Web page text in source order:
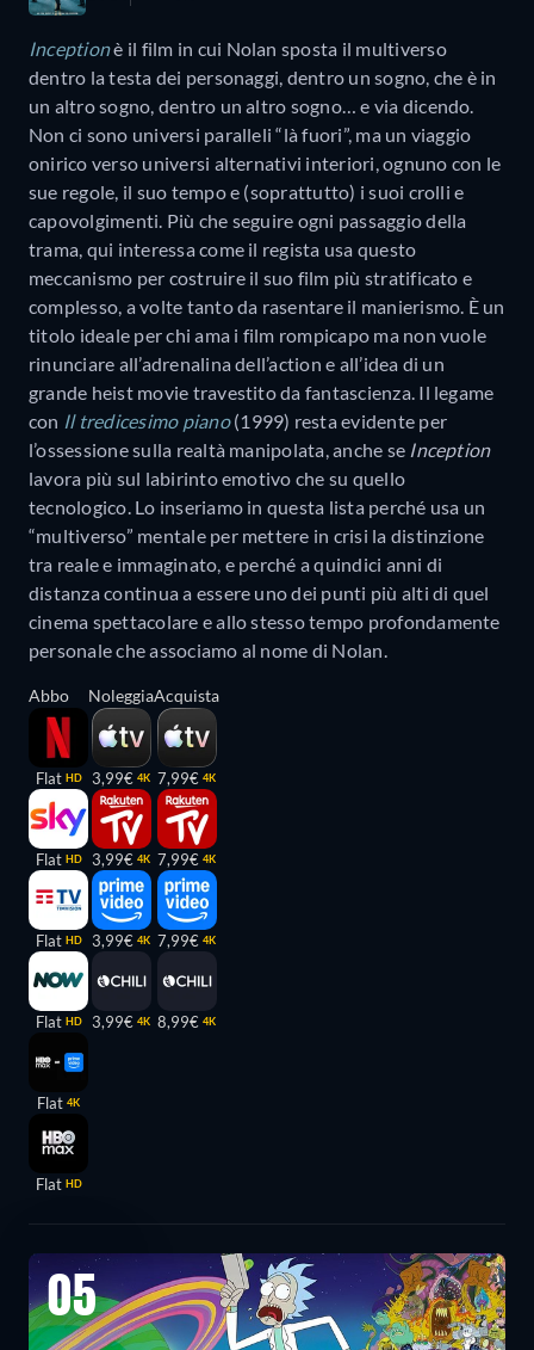
Inceptionè il film in cui Nolan sposta il multiverso
dentro la testa dei personaggi, dentro un sogno, che è in
un altro sogno, dentro un altro sogno… e via dicendo.
Non ci sono universi paralleli “là fuori”, ma un viaggio
onirico verso universi alternativi interiori, ognuno con le
sue regole, il suo tempo e (soprattutto) i suoi crolli e
capovolgimenti. Più che seguire ogni passaggio della
trama, qui interessa come il regista usa questo
meccanismo per costruire il suo film più stratificato e
complesso, a volte tanto da rasentare il manierismo. È un
titolo ideale per chi ama i film rompicapo ma non vuole
rinunciare all’adrenalina dell’action e all’idea di un
grande heist movie travestito da fantascienza. Il legame
con Il tredicesimo piano (1999) resta evidente per
l’ossessione sulla realtà manipolata, anche se Inception
lavora più sul labirinto emotivo che su quello
tecnologico. Lo inseriamo in questa lista perché usa un
“multiverso” mentale per mettere in crisi la distinzione
tra reale e immaginato, e perché a quindici anni di
distanza continua a essere uno dei punti più alti di quel
cinema spettacolare e allo stesso tempo profondamente
personale che associamo al nome di Nolan.
Abbo
Flat HD
Flat HD
Flat HD
Flat HD
Flat 4K
Flat HD
Noleggia
3,99€ 4K
3,99€ 4K
3,99€ 4K
3,99€ 4K
Acquista
7,99€ 4K
7,99€ 4K
7,99€ 4K
8,99€ 4K
05